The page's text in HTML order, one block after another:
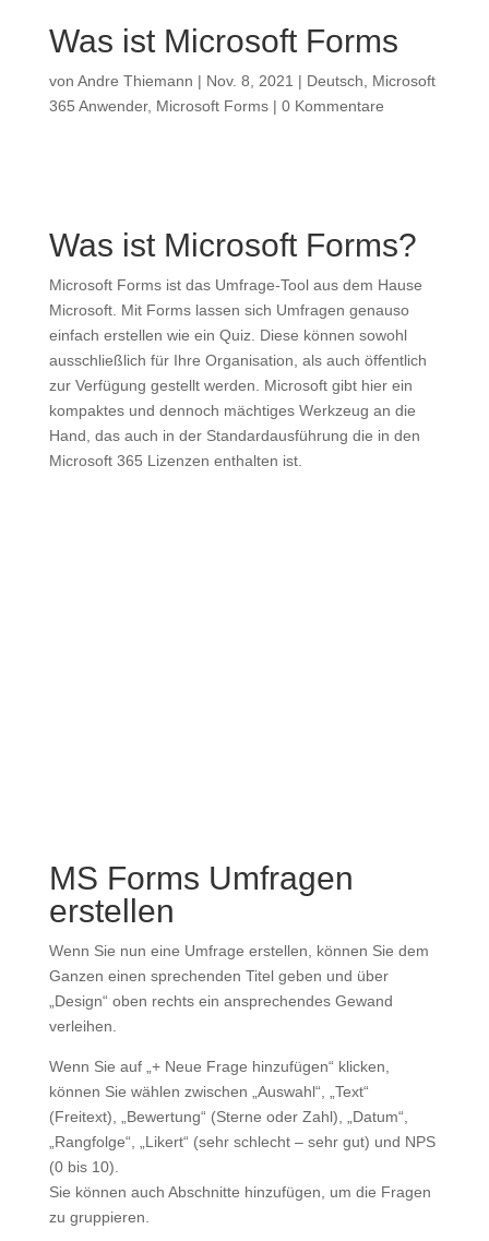
Was ist Microsoft Forms
von Andre Thiemann | Nov. 8, 2021 | Deutsch
Microsoft
365 Anwender, Microsoft Forms| 0 Kommentare
Was ist Microsoft Forms?
Microsoft Forms ist das Umfrage-Tool aus dem Hause
Microsoft. Mit Forms lassen sich Umfragen genauso
einfach erstellen wie ein Quiz. Diese können sowohl
ausschließlich für Ihre Organisation, als auch öffentlich
zur Verfügung gestellt werden. Microsoft gibt hier ein
kompaktes und dennoch mächtiges Werkzeug an die
Hand, das auch in der Standardausführung die in den
Microsoft 365 Lizenzen enthalten ist.
MS Forms Umfragen
erstellen
Wenn Sie nun eine Umfrage erstellen, können Sie dem
Ganzen einen sprechenden Titel geben und über
„Design“ oben rechts ein ansprechendes Gewand
verleihen.
Wenn Sie auf „+ Neue Frage hinzufügen“ klicken,
können Sie wählen zwischen „Auswahl“, „Text“
(Freitext), „Bewertung“ (Sterne oder Zahl), „Datum“,
„Rangfolge“, „Likert“ (sehr schlecht – sehr gut) und NPS
(0 bis 10).
Sie können auch Abschnitte hinzufügen, um die Fragen
zu gruppieren.